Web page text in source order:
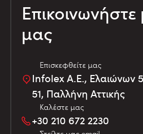
Επικοινωνήστε
μας
Επισκεφθείτε μας
Infolex Α.Ε., Ελαιώνων
51, Παλλήνη Αττικής
Καλέστε μας
+30 210 672 2230